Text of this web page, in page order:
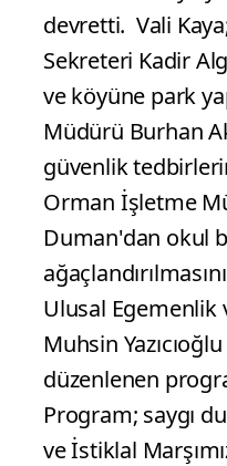
devretti. Vali
Sekreteri Kadir
ve köyüne park
Müdürü Burhan
güvenlik
Orman İşletme
Duman'dan okul
Ulusal Egemenlik
Muhsin
düzenlenen
Program; saygı
ve İstiklal